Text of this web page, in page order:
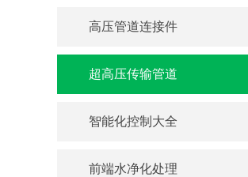
高压管道连接件
超高压传输管道
智能化控制大全
前端水净化处理
喷雾主机（室内专
喷雾主机（圆角）